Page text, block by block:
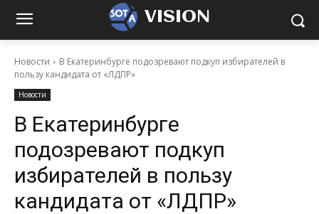
VISION
Новости
В Екатеринбурге подозревают подкуп избирателей в
пользу кандидата от «ЛДПР»
Новости
В Екатеринбурге
подозревают подкуп
избирателей в пользу
кандидата от «ЛДПР»